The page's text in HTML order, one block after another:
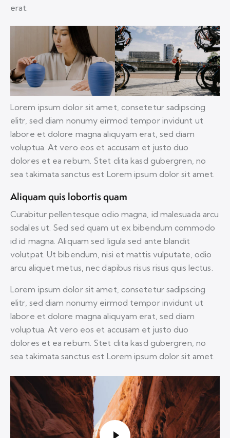
erat.
Lorem ipsum dolor sit amet, consetetur sadipscing
elitr, sed diam nonumy eirmod tempor invidunt ut
labore et dolore magna aliquyam erat, sed diam
voluptua. At vero eos et accusam et justo duo
dolores et ea rebum. Stet clita kasd gubergren, no
sea takimata sanctus est Lorem ipsum dolor sit amet.
Aliquam quis lobortis quam
Curabitur pellentesque odio magna, id malesuada arcu
sodales ut. Sed sed quam ut ex bibendum commodo
id id magna. Aliquam sed ligula sed ante blandit
volutpat. Ut bibendum, nisi et mattis vulputate, odio
arcu aliquet metus, nec dapibus risus risus quis lectus.
Lorem ipsum dolor sit amet, consetetur sadipscing
elitr, sed diam nonumy eirmod tempor invidunt ut
labore et dolore magna aliquyam erat, sed diam
voluptua. At vero eos et accusam et justo duo
dolores et ea rebum. Stet clita kasd gubergren, no
sea takimata sanctus est Lorem ipsum dolor sit amet.